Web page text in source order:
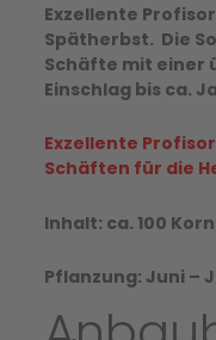
Exzellente
Spätherbst. Die
Schäfte mit einer
Einschlag bis ca.
Exzellente
Schäften für die
Inhalt: ca. 100
Pflanzung: Juni –